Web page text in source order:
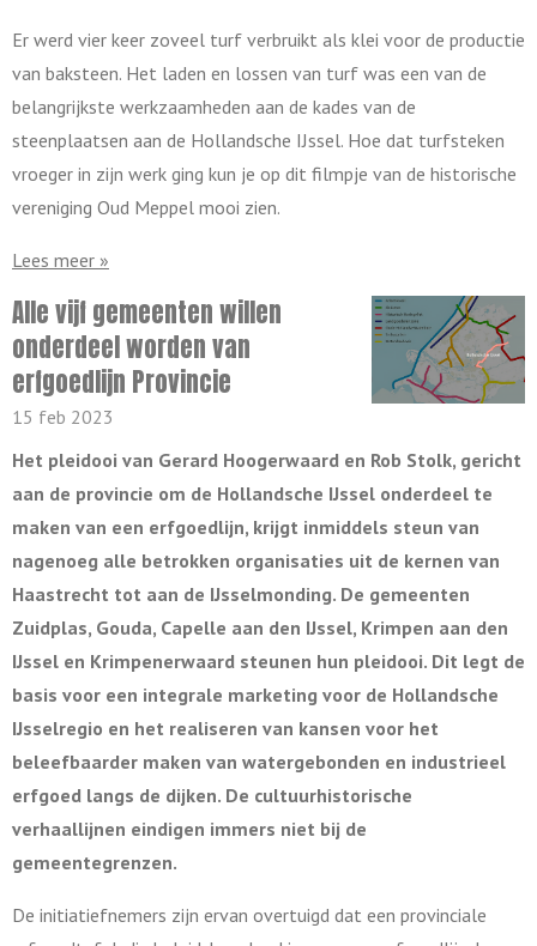
Er werd vier keer zoveel turf verbruikt als klei voor de productie
van baksteen. Het laden en lossen van turf was een van de
belangrijkste werkzaamheden aan de kades van de
steenplaatsen aan de Hollandsche IJssel. Hoe dat turfsteken
vroeger in zijn werk ging kun je op dit filmpje van de historische
vereniging Oud Meppel mooi zien.
Lees meer »
Alle vijf gemeenten willen
onderdeel worden van
erfgoedlijn Provincie
15 feb 2023
Het pleidooi van Gerard Hoogerwaard en Rob Stolk, gericht
aan de provincie om de Hollandsche IJssel onderdeel te
maken van een erfgoedlijn, krijgt inmiddels steun van
nagenoeg alle betrokken organisaties uit de kernen van
Haastrecht tot aan de IJsselmonding. De gemeenten
Zuidplas, Gouda, Capelle aan den IJssel, Krimpen aan den
IJssel en Krimpenerwaard steunen hun pleidooi. Dit legt de
basis voor een integrale marketing voor de Hollandsche
IJsselregio en het realiseren van kansen voor het
beleefbaarder maken van watergebonden en industrieel
erfgoed langs de dijken. De cultuurhistorische
verhaallijnen eindigen immers niet bij de
gemeentegrenzen.
De initiatiefnemers zijn ervan overtuigd dat een provinciale